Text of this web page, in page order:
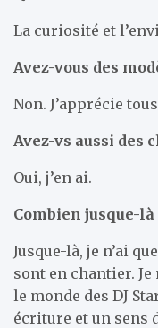
La curiosité et
Avez-vous des
Non. J’apprécie
Avez-vs aussi des
Oui, j’en ai.
Combien jusque-là
Jusque-là, je n’ai
sont en chantier.
le monde des DJ
écriture et un sens